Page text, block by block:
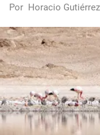
Por Horacio